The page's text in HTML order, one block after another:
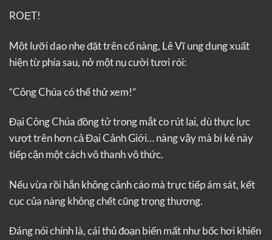
ROẸT!
Một lưỡi dao nhẹ đặt trên cổ nàng, Lê Vĩ ung dung xuất
hiện từ phía sau, nở một nụ cười tươi rói:
“Công Chúa có thể thử xem!”
Đại Công Chúa đồng tử trong mắt co rút lại, dù thực lực
vượt trên hơn cả Đại Cảnh Giới… nàng vậy mà bị kẻ này
tiếp cận một cách vô thanh vô thức.
Nếu vừa rồi hắn không cảnh cáo mà trực tiếp ám sát, kết
cục của nàng không chết cũng trọng thương.
Đáng nói chính là, cái thủ đoạn biến mất như bốc hơi khiến